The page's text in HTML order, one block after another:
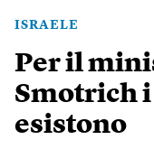
ISRAELE
Per il
Smotrich
esistono